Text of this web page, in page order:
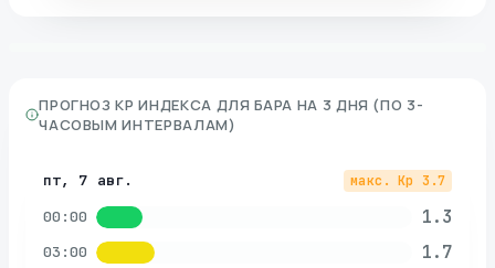
ПРОГНОЗ KP ИНДЕКСА ДЛЯ БАРА НА 3 ДНЯ (ПО 3-
ЧАСОВЫМ ИНТЕРВАЛАМ)
пт, 7 авг. макс. Kp 3.7
00:00 1.3
03:00 1.7